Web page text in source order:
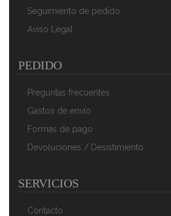
Seguimiento de pedido
Aviso Legal
PEDIDO
Preguntas frecuentes
Gastos de envío
Formas de pago
Devoluciones / Desistimiento
SERVICIOS
Contacto